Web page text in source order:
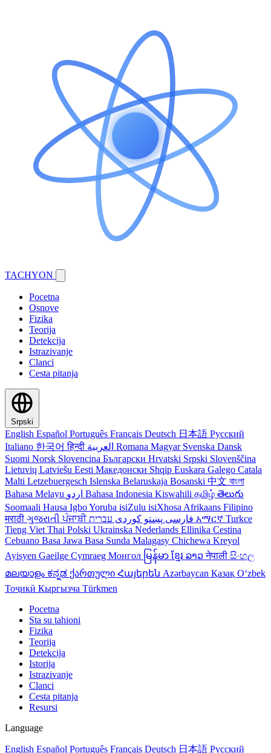
TACHYON
Pocetna
Osnove
Fizika
Teorija
Detekcija
Istrazivanje
Clanci
Cesta pitanja
Srpski
English Español Português Français Deutsch 日本語 Русский
Italiano 한국어हिन्दी Romana Magyar Svenska Dansk
Suomi Norsk Slovencina Български Hrvatski Srpski Slovenščina
Lietuvių Latviešu Eesti Македонски Shqip Euskara Galego Catala
Malti Letzebuergesch Islenska Belaruskaja Bosanski 中文 বাংলা
Bahasa Melayu
Bahasa Indonesia Kiswahili தமிழ் తెలుగు
Soomaali Hausa IgboYoruba isiZulu isiXhosa Afrikaans Filipino
मराठी ગુજરાતીਪੰਜਾਬੀ فارسی پښتو کوردی አማርኛ Turkce
Tieng Viet Thai Polski Ukrainska Nederlands Ellinika Cestina
Cebuano Basa Jawa Basa Sunda Malagasy Chichewa Kreyol
Ayisyen Gaeilge Cymraeg Монгол မြန်မာ ខ្មែរ ລາວनेपाली සිංහල
മലയാളം ಕನ್ನಡ ქართული Հայերեն Azərbaycan Қазақ Oʻzbek
Тоҷикӣ Кыргызча Türkmen
Pocetna
Sta su tahioni
Fizika
Teorija
Detekcija
Istorija
Istrazivanje
Clanci
Cesta pitanja
Resursi
Language
English Español Português Français Deutsch 日本語 Русский